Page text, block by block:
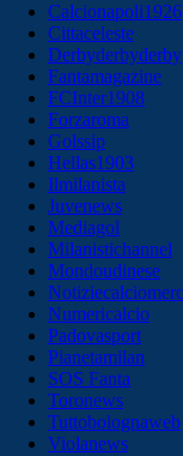
Calcionapoli1926
Cittaceleste
Derbyderbyderby
Fantamagazine
FCInter1908
Forzaroma
Golssip
Hellas1903
Ilmilanista
Juvenews
Mediagol
Milanistichannel
Mondoudinese
Numericalcio
Padovasport
Pianetamilan
SOS Fanta
Toronews
Tuttobolognaweb
Violanews